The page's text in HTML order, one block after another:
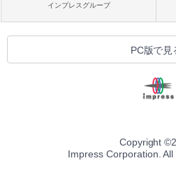
インプレスグループ
PC版で見
Copyright ©
Impress Corporation. All